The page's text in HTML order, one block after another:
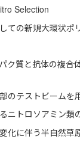
Selection
ての新規大環状
ク質と抗体の複
のテストビームを
ニトロソアミン類
化に伴う半自然